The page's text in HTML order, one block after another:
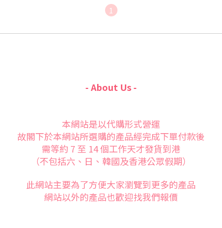
1
- About Us -
本網站是以代購形式營運
故閣下於本網站所選購的產品經完成下單付款後
需等約 7 至 14 個工作天才發貨到港
（不包括六、日、韓國及香港公眾假期）
此網站主要為了方便大家瀏覽到更多的產品
網站以外的產品也歡迎找我們報價